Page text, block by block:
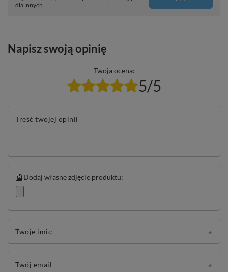
dla innych.
Napisz swoją opinię
Twoja ocena:
5/5
Treść twojej opinii
Dodaj własne zdjęcie produktu:
Twoje imię
Twój email